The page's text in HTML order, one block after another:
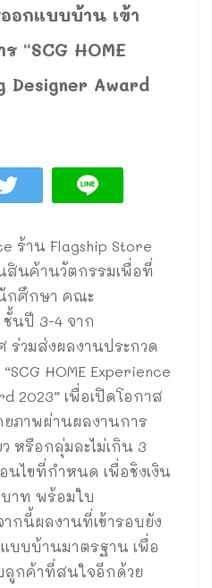
อกแบบบ้าน เข้า
“SCG HOME
Designer Award
ร้าน Flagship Store
สินค้านวัตกรรมเพื่อที่
กศึกษา คณะ
นปี 3-4 จาก
ร่วมส่งผลงานประกวด
HOME Experience
2023” เพื่อเปิดโอกาส
ภาพผ่านผลงานการ
หรือกลุ่มละไม่เกิน 3
นไขที่กำหนด เพื่อชิงเงิน
บาท พร้อมใบ
กนี้ผลงานที่เข้ารอบยัง
บบบ้านมาตรฐาน เพื่อ
ลูกค้าที่สนใจอีกด้วย